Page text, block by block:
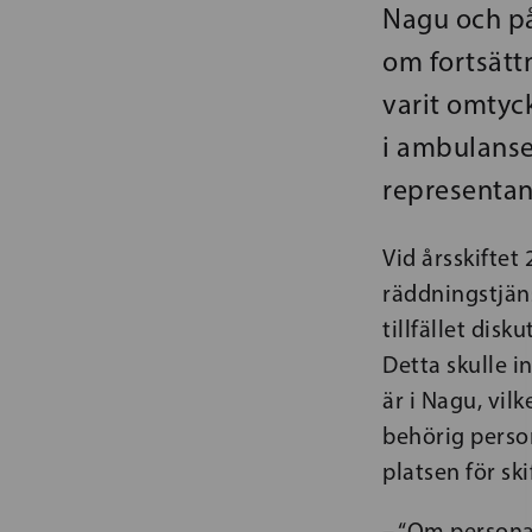
Nagu och
om
varit
i
Vid årsskiftet
tillfället
Detta skulle
är i Nagu,
behörig
platsen för